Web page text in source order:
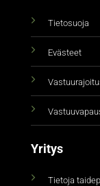
Tietosuoja
Evästeet
Yritys
Tietoja